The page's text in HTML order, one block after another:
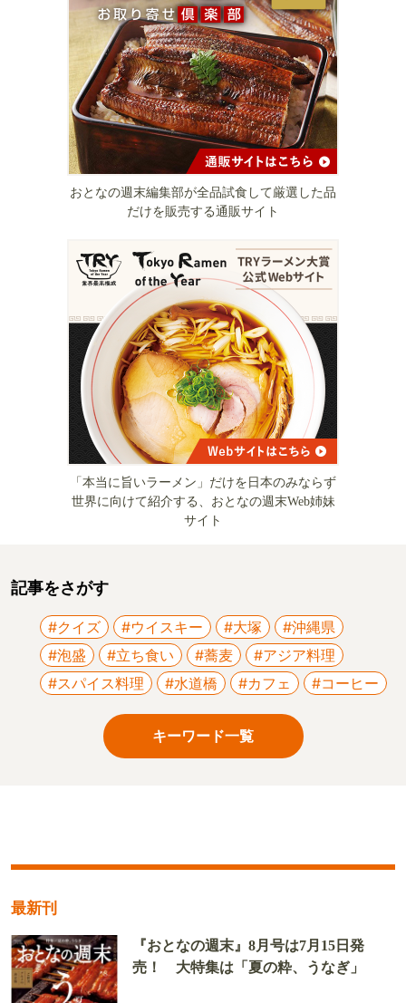
おとなの週末編集部が全品試食して厳選した品
だけを販売する通販サイト
「本当に旨いラーメン」だけを日本のみならず
世界に向けて紹介する、おとなの週末Web姉妹
サイト
記事をさがす
#クイズ #ウイスキー #大塚
#沖縄県
#泡盛
#立ち食い #蕎麦
#アジア料理
#スパイス料理
#水道橋 #カフェ #コーヒー
キーワード一覧
最新刊
『おとなの週末』8月号は7月15日発
売！ 大特集は「夏の粋、うなぎ」